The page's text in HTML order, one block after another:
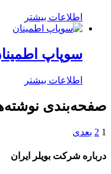
اطلاعات بیشتر
سوپاپ
اطلاعات بیشتر
صفحه‌بندی
1
2 بعدی
درباره شرکت بویلر ایران